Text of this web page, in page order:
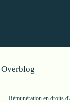
Overblog
Rémunération en droits